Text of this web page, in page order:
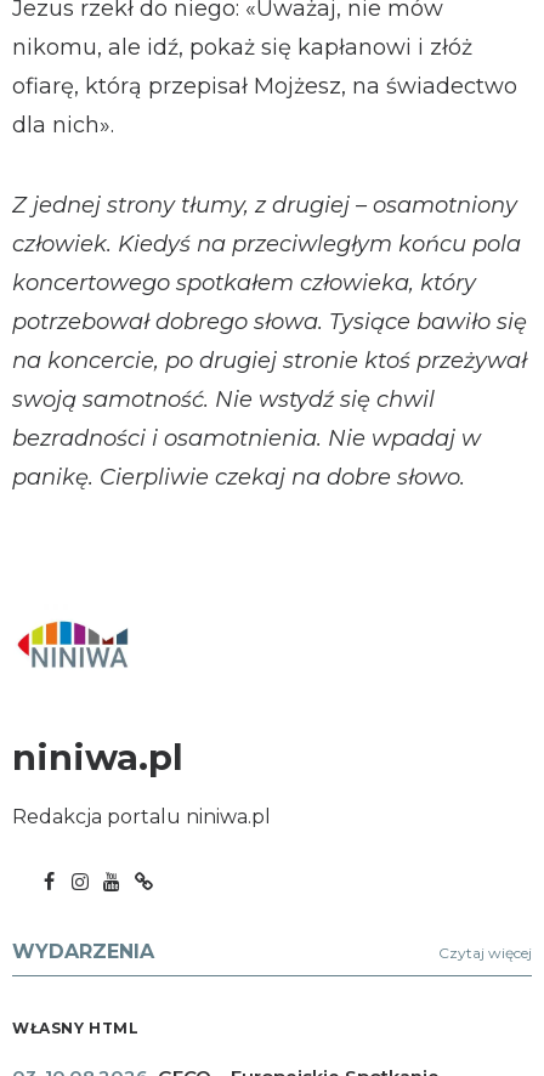
Jezus rzekł do niego: «Uważaj, nie mów
nikomu, ale idź, pokaż się kapłanowi i złóż
ofiarę, którą przepisał Mojżesz, na świadectwo
dla nich».
Z jednej strony tłumy, z drugiej – osamotniony
człowiek. Kiedyś na przeciwległym końcu pola
koncertowego spotkałem człowieka, który
potrzebował dobrego słowa. Tysiące bawiło się
na koncercie, po drugiej stronie ktoś przeżywał
swoją samotność. Nie wstydź się chwil
bezradności i osamotnienia. Nie wpadaj w
panikę. Cierpliwie czekaj na dobre słowo.
niniwa.pl
Redakcja portalu niniwa.pl
WYDARZENIA Czytaj więcej
WŁASNY HTML